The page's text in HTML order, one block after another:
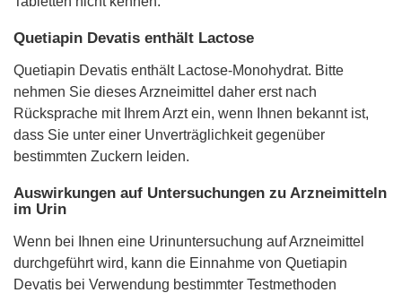
Quetiapin Devatis enthält Lactose
Quetiapin Devatis enthält Lactose-Monohydrat. Bitte
nehmen Sie dieses Arzneimittel daher erst nach
Rücksprache mit Ihrem Arzt ein, wenn Ihnen bekannt ist,
dass Sie unter einer Unverträglichkeit gegenüber
bestimmten Zuckern leiden.
Auswirkungen auf Untersuchungen zu Arzneimitteln
im Urin
Wenn bei Ihnen eine Urinuntersuchung auf Arzneimittel
durchgeführt wird, kann die Einnahme von Quetiapin
Devatis bei Verwendung bestimmter Testmethoden